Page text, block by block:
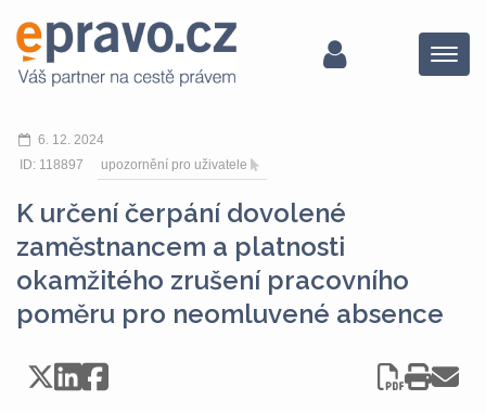
Menu
6. 12. 2024
ID: 118897
upozornění pro uživatele
K určení čerpání dovolené
zaměstnancem a platnosti
okamžitého zrušení pracovního
poměru pro neomluvené absence